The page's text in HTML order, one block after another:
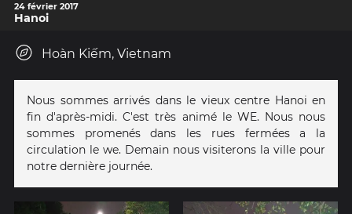
24 février 2017
Hanoi
Hoàn Kiếm, Vietnam
Nous sommes arrivés dans le vieux centre Hanoi en
fin d'après-midi. C'est très animé le WE. Nous nous
sommes promenés dans les rues fermées a la
circulation le we. Demain nous visiterons la ville pour
notre dernière journée.